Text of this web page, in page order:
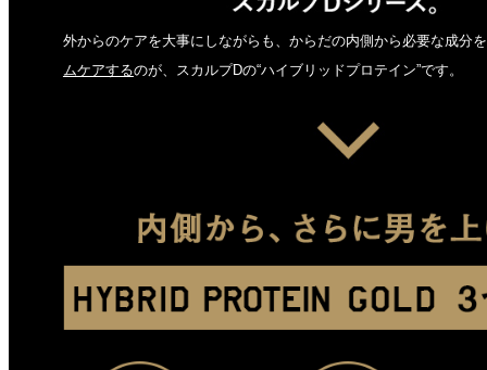
外からのケアを大事にしながらも、からだの内側から必要な成分
ムケアするのが、スカルプDの“ハイブリッドプロテイン”です。